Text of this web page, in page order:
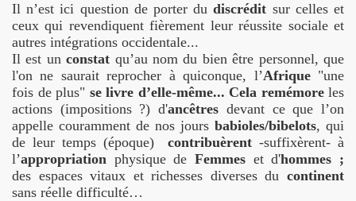
Il n’est ici question de porter dudiscrédit sur celles et
ceux qui revendiquent fièrement leur réussite sociale et
autres intégrations occidentale...
Il est unconstat qu’au nom du bien être personnel, que
l'on ne saurait reprocher à quiconque, l’Afrique"une
fois de plus" se livre d’elle-même... Cela remémoreles
actions (impositions ?) d'ancêtres devant ce que l’on
appelle couramment de nos jours babioles/bibelots, qui
de leur temps (époque)contribuèrent -suffixèrent- à
l’appropriation physique de Femmes et d'hommes ;
des espaces vitaux et richesses diverses du continent
sans réelle difficulté…